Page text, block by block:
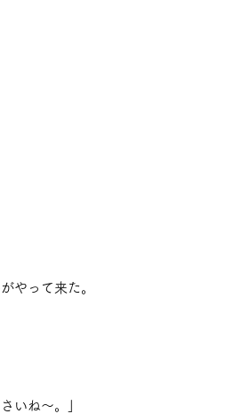
やって来た。
いね～。」